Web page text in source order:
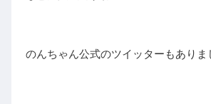
のんちゃん公式のツイッターもありま